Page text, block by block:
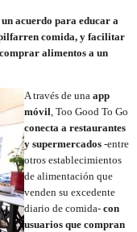
acuerdo para educar a
comida, y facilitar
alimentos a un
A través de una app
móvil, Too Good To Go
conecta a restaurantes
y supermercados -entre
otros establecimientos
de alimentación que
venden su excedente
diario de comida- con
usuarios que compran